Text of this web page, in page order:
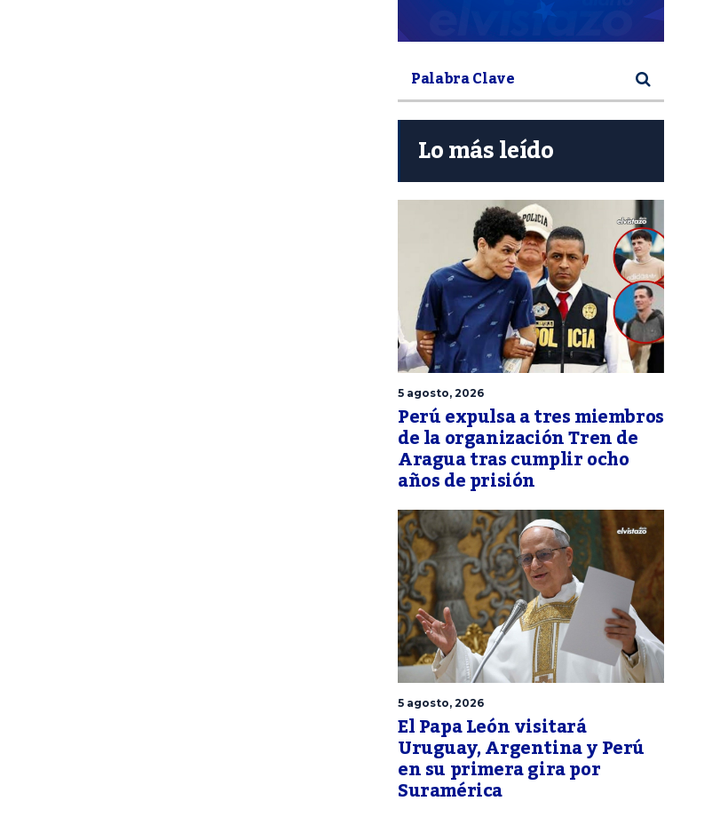
Lo más leído
5 agosto, 2026
Perú expulsa a tres miembros
de la organización Tren de
Aragua tras cumplir ocho
años de prisión
5 agosto, 2026
El Papa León visitará
Uruguay, Argentina y Perú
en su primera gira por
Suramérica